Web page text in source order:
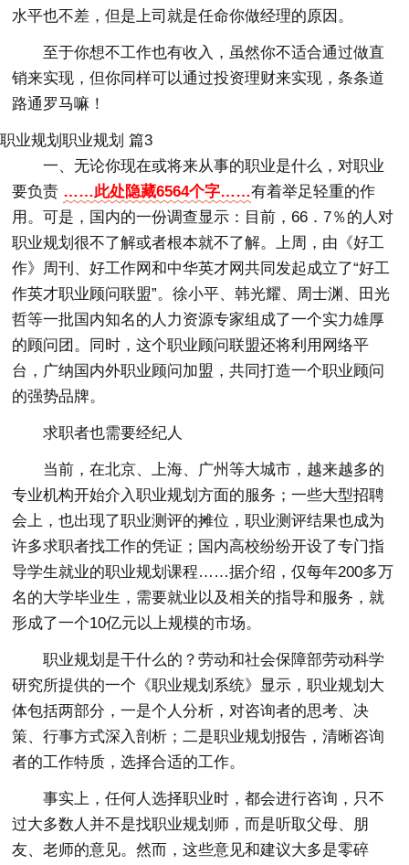
水平也不差，但是上司就是任命你做经理的原因。
至于你想不工作也有收入，虽然你不适合通过做直
销来实现，但你同样可以通过投资理财来实现，条条道
路通罗马嘛！
职业规划职业规划 篇3
一、无论你现在或将来从事的职业是什么，对职业
要负责 ……此处隐藏6564个字……有着举足轻重的作
用。可是，国内的一份调查显示：目前，66．7％的人对
职业规划很不了解或者根本就不了解。上周，由《好工
作》周刊、好工作网和中华英才网共同发起成立了“好工
作英才职业顾问联盟”。徐小平、韩光耀、周士渊、田光
哲等一批国内知名的人力资源专家组成了一个实力雄厚
的顾问团。同时，这个职业顾问联盟还将利用网络平
台，广纳国内外职业顾问加盟，共同打造一个职业顾问
的强势品牌。
求职者也需要经纪人
当前，在北京、上海、广州等大城市，越来越多的
专业机构开始介入职业规划方面的服务；一些大型招聘
会上，也出现了职业测评的摊位，职业测评结果也成为
许多求职者找工作的凭证；国内高校纷纷开设了专门指
导学生就业的职业规划课程……据介绍，仅每年200多万
名的大学毕业生，需要就业以及相关的指导和服务，就
形成了一个10亿元以上规模的市场。
职业规划是干什么的？劳动和社会保障部劳动科学
研究所提供的一个《职业规划系统》显示，职业规划大
体包括两部分，一是个人分析，对咨询者的思考、决
策、行事方式深入剖析；二是职业规划报告，清晰咨询
者的工作特质，选择合适的工作。
事实上，任何人选择职业时，都会进行咨询，只不
过大多数人并不是找职业规划师，而是听取父母、朋
友、老师的意见。然而，这些意见和建议大多是零碎